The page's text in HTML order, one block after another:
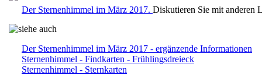
Der Sternenhimmel im März 2017. Diskutieren Sie mit anderen
Der Sternenhimmel im März 2017 - ergänzende Informationen
Sternenhimmel - Findkarten - Frühlingsdreieck
Sternenhimmel - Sternkarten